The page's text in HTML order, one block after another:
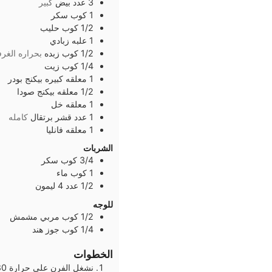
1 كوب سكر
1/2 كوب حليب
1 علبه زبادي
1/2 كوب زبده بحراره
1/4 كوب زيت
1 معلقه كبيره بيكنج بودر
1/2 معلقه بيكنج صودا
1 معلقه خل
1 عدد قشر برتقال كامله
1 معلقه فانليا
الشربات
3/4 كوب سكر
1 كوب ماء
1/2 عدد 4 ليمون
للوجه
1/2 كوب مربي مشمش
1/4 كوب جوز هند
الخطوات
نشغل الفرن علي حرارة 180° نبطن قالب كيك مقاس 24 او 26 بالزبدة والدقيق